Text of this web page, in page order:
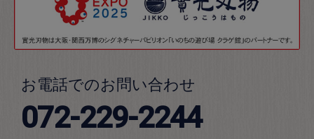
お電話でのお問い合わせ
072-229-2244